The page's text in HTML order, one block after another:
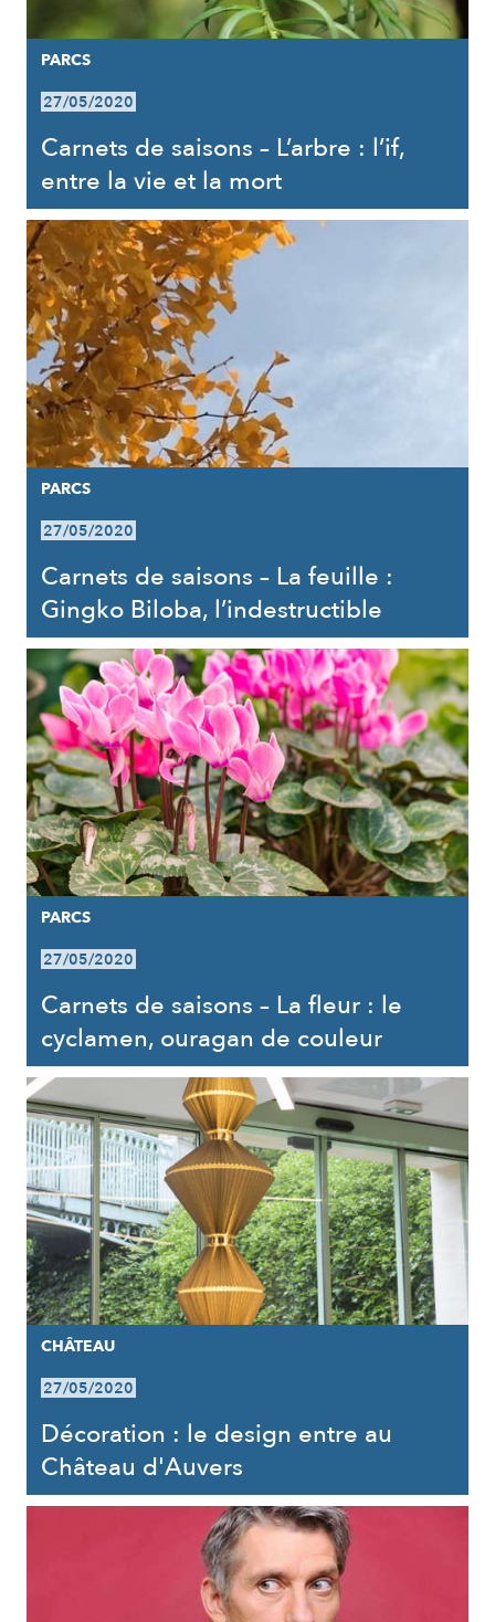
PARCS
27/05/2020
Carnets de saisons – L’arbre : l’if,
entre la vie et la mort
PARCS
27/05/2020
Carnets de saisons – La feuille :
Gingko Biloba, l’indestructible
PARCS
27/05/2020
Carnets de saisons – La fleur : le
cyclamen, ouragan de couleur
CHÂTEAU
27/05/2020
Décoration : le design entre au
Château d'Auvers